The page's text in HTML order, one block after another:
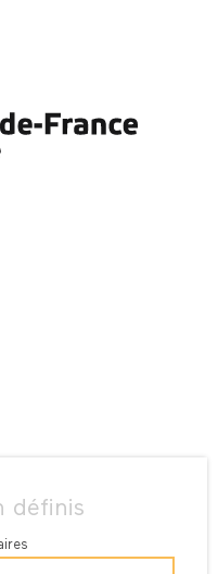
définis